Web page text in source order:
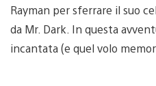
Rayman per sferrare il suo
da Mr. Dark. In questa
incantata (e quel volo